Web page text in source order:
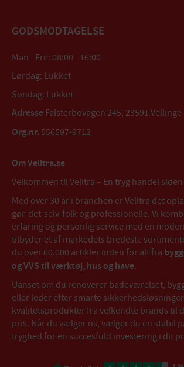
GODSMODTAGELSE
Man - Fre: 08:00 - 16:00
Lørdag: Lukket
Søndag: Lukket
Adresse Falsterbovägen 245, 23591 Vellinge
Org.nr. 556597-9712
Om Velltra.se
Velkommen til Velltra – En tryg handel siden
Med over 30 år i branchen er Velltra det
gør-det-selv-folk og professionelle. Vi
erfaring og personlig service med en
tilbyder et af markedets bredeste
du over 60.000 artikler inden for alt fra
og VVS til værktøj, hus og have.
Uanset om du renoverer badeværelset,
eller leder efter smarte
kvalitetsprodukter fra velkendte brands til
pris. Når du vælger os, vælger du en stabil
tryghed for en succesfuld investering i dit